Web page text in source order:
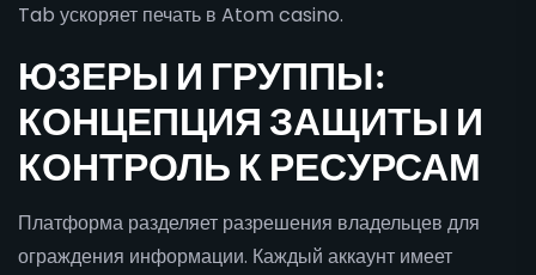
Tab ускоряет печать в Atom casino.
ЮЗЕРЫ И ГРУППЫ:
КОНЦЕПЦИЯ ЗАЩИТЫ И
КОНТРОЛЬ К РЕСУРСАМ
Платформа разделяет разрешения владельцев для
ограждения информации. Каждый аккаунт имеет